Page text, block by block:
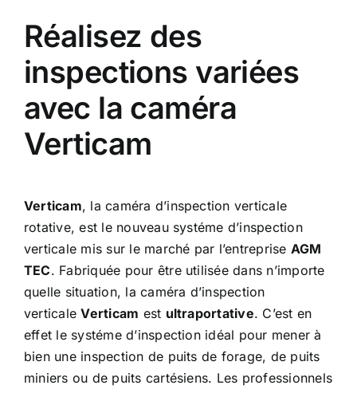
Réalisez des
inspections variées
avec la caméra
Verticam
Verticam, la caméra d’inspection verticale
rotative, est le nouveau systéme d’inspection
verticale mis sur le marché par l’entreprise AGM
TEC. Fabriquée pour être utilisée dans n’importe
quelle situation, la caméra d’inspection
verticaleVerticam est ultraportative. C’est en
effet le systéme d’inspection idéal pour mener à
bien une inspection de puits de forage, de puits
miniers ou de puits cartésiens. Les professionnels